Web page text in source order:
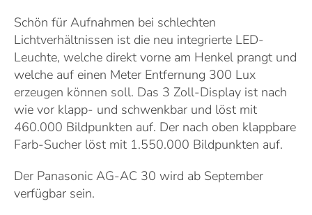
Schön für Aufnahmen bei schlechten
Lichtverhältnissen ist die neu integrierte LED-
Leuchte, welche direkt vorne am Henkel prangt und
welche auf einen Meter Entfernung 300 Lux
erzeugen können soll. Das 3 Zoll-Display ist nach
wie vor klapp- und schwenkbar und löst mit
460.000 Bildpunkten auf. Der nach oben klappbare
Farb-Sucher löst mit 1.550.000 Bildpunkten auf.
Der Panasonic AG-AC 30 wird ab September
verfügbar sein.